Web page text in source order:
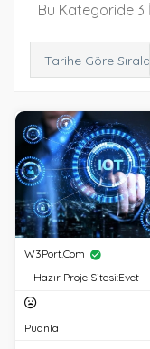
Bu Kategoride 3
Tarihe Göre Sırala
W3Port.com
Hazır Proje Sitesi:Evet
Puanla